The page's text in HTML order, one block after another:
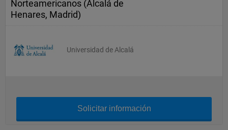
Norteamericanos (Alcalá de
Henares, Madrid)
Universidad de Alcalá
Solicitar información